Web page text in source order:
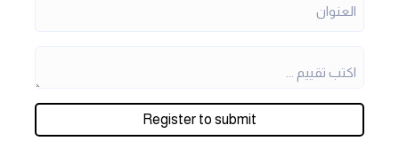
Register to submit